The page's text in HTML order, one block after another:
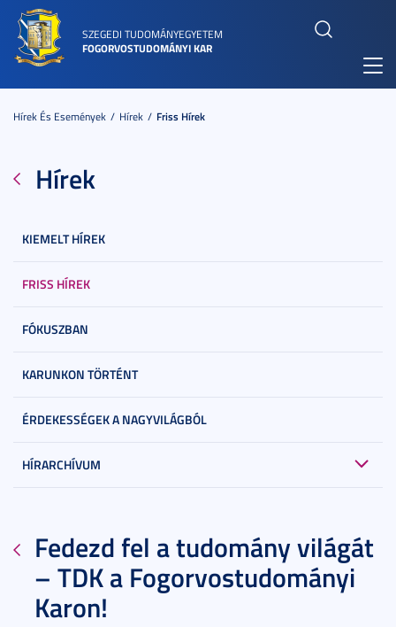
SZEGEDI TUDOMÁNYEGYETEM
FOGORVOSTUDOMÁNYI KAR
Hírek És Események Hírek Friss Hírek
Hírek
KIEMELT HÍREK
FRISS HÍREK
FÓKUSZBAN
KARUNKON TÖRTÉNT
ÉRDEKESSÉGEK A NAGYVILÁGBÓL
HÍRARCHÍVUM
Fedezd fel a tudomány világát
– TDK a Fogorvostudományi
Karon!